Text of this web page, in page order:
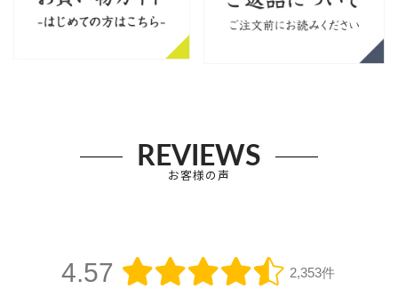
REVIEWS
お客様の声
4.57 2,353件